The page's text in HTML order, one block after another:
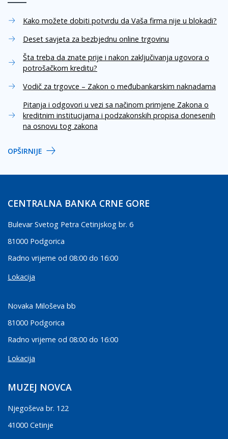
Kako možete dobiti potvrdu da Vaša firma nije u blokadi?
Deset savjeta za bezbjednu online trgovinu
Šta treba da znate prije i nakon zaključivanja ugovora o
potrošačkom kreditu?
Vodič za trgovce – Zakon o međubankarskim naknadama
Pitanja i odgovori u vezi sa načinom primjene Zakona o
kreditnim institucijama i podzakonskih propisa donesenih
na osnovu tog zakona
OPŠIRNIJE
CENTRALNA BANKA CRNE GORE
Bulevar Svetog Petra Cetinjskog br. 6
81000 Podgorica
Radno vrijeme od 08:00 do 16:00
Lokacija
Novaka Miloševa bb
81000 Podgorica
Radno vrijeme od 08:00 do 16:00
Lokacija
MUZEJ NOVCA
Njegoševa br. 122
41000 Cetinje